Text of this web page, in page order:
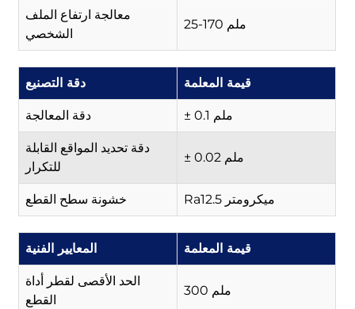
معالجة ارتفاع الملف
الشخصي
25-170 ملم
دقة التصنيع قيمة المعلمة
دقة المعالجة ± 0.1 ملم
دقة تحديد المواقع القابلة
للتكرار
± 0.02 ملم
خشونة سطح القطع Ra12.5 ميكرومتر
المعايير الفنية قيمة المعلمة
الحد الأقصى لقطر أداة
القطع
300 ملم